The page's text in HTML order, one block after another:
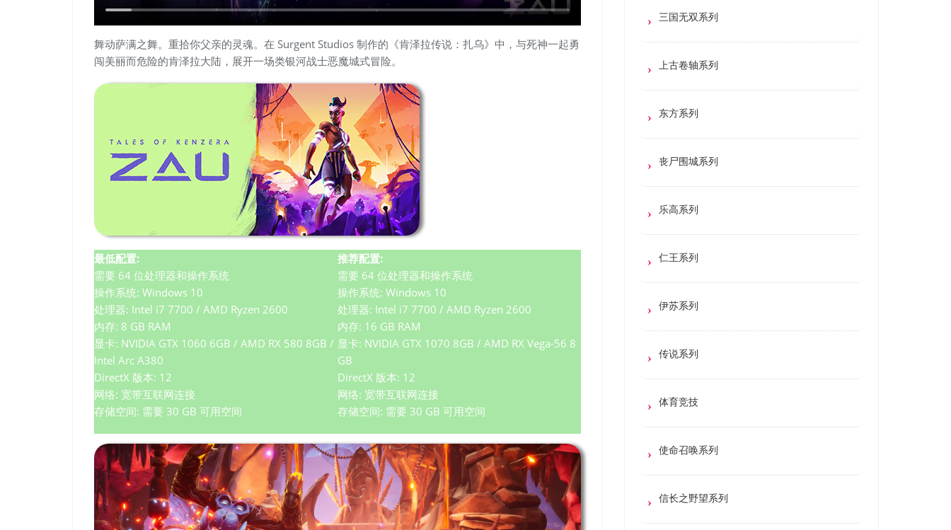
舞动萨满之舞。重拾你父亲的灵魂。在 Surgent Studios 制作的《肯泽拉传说：扎乌》中，与死神一起勇
闯美丽而危险的肯泽拉大陆，展开一场类银河战士恶魔城式冒险。
最低配置:
需要 64 位处理器和操作系统
操作系统: Windows 10
处理器: Intel i7 7700 / AMD Ryzen 2600
内存: 8 GB RAM
显卡: NVIDIA GTX 1060 6GB / AMD RX 580 8GB /
Intel Arc A380
DirectX 版本: 12
网络: 宽带互联网连接
存储空间: 需要 30 GB 可用空间
推荐配置:
需要 64 位处理器和操作系统
操作系统: Windows 10
处理器: Intel i7 7700 / AMD Ryzen 2600
内存: 16 GB RAM
显卡: NVIDIA GTX 1070 8GB / AMD RX Vega-56 8
GB
DirectX 版本: 12
网络: 宽带互联网连接
存储空间: 需要 30 GB 可用空间
三国无双系列
上古卷轴系列
东方系列
丧尸围城系列
乐高系列
仁王系列
伊苏系列
传说系列
体育竞技
使命召唤系列
信长之野望系列